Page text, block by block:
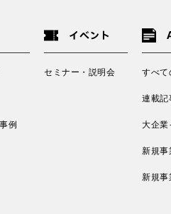
例
イベント
セミナー・説明会 すべて
連載記
大企業
新規事
新規事